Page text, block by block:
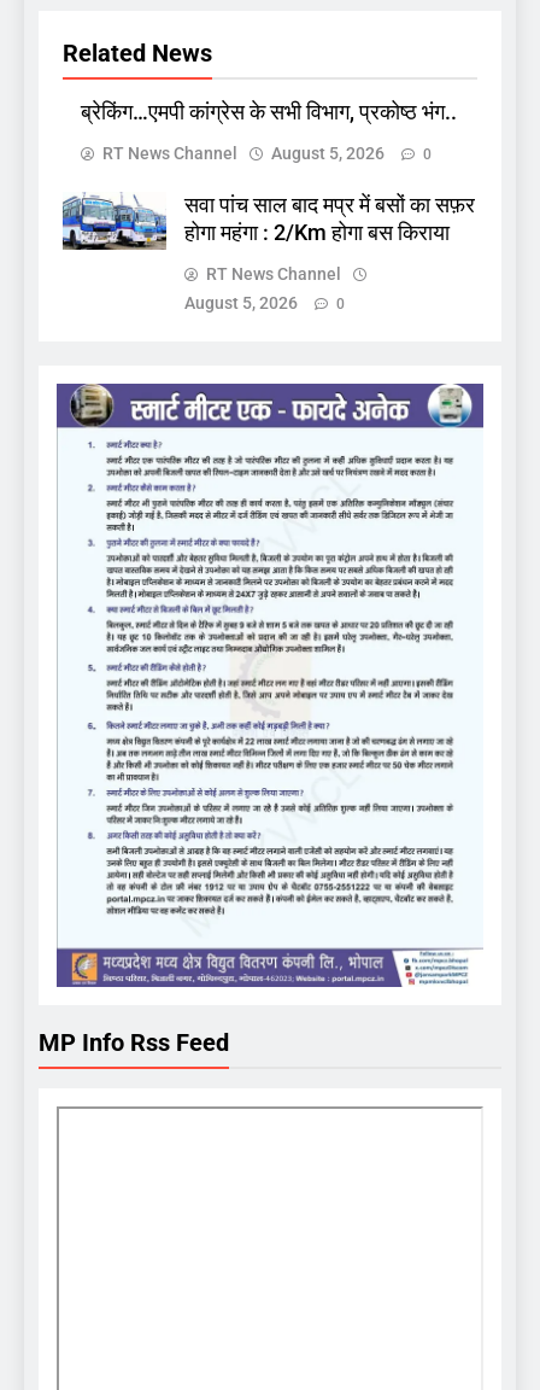
Related News
ब्रेकिंग…एमपी कांग्रेस के सभी विभाग, प्रकोष्ठ भंग..
RT News Channel August 5, 2026 0
सवा पांच साल बाद मप्र में बसों का सफ़र
होगा महंगा : 2/Km होगा बस किराया
RT News Channel
August 5, 2026
0
MP Info Rss Feed